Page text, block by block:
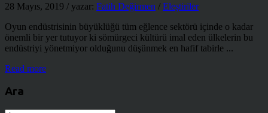
28 Mayıs, 2019 / yazar: Fatih Değirmen / Eleştiriler
Oyun endüstrisinin büyüklüğü tüm eğlence sektörü içinde o kadar
önemli bir yer tutuyor ki sömürgeci kültürü imal eden ülkelerin bu
endüstriyi yönetmiyor olduğunu düşünmek en hafif tabirle ...
Read more
Ara